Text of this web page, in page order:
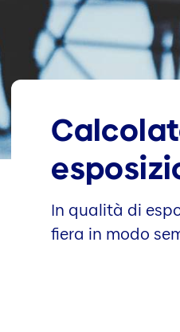
In qualità di
fiera in modo